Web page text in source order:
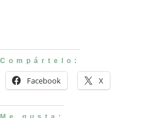
Compártelo:
Facebook X